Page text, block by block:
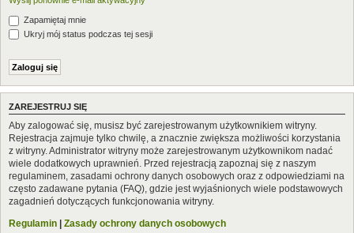
Zapamiętaj mnie
Ukryj mój status podczas tej sesji
ZAREJESTRUJ SIĘ
Aby zalogować się, musisz być zarejestrowanym użytkownikiem witryny.
Rejestracja zajmuje tylko chwilę, a znacznie zwiększa możliwości korzystania
z witryny. Administrator witryny może zarejestrowanym użytkownikom nadać
wiele dodatkowych uprawnień. Przed rejestracją zapoznaj się z naszym
regulaminem, zasadami ochrony danych osobowych oraz z odpowiedziami na
często zadawane pytania (FAQ), gdzie jest wyjaśnionych wiele podstawowych
zagadnień dotyczących funkcjonowania witryny.
Regulamin | Zasady ochrony danych osobowych